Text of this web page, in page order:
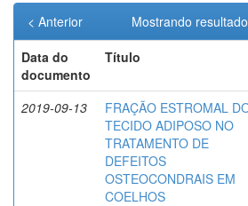
Mostrando
< Anterior
Data do
documento
Título
2019-09-13
FRAÇÃO ESTROMAL
TECIDO ADIPOSO NO
TRATAMENTO DE
DEFEITOS
OSTEOCONDRAIS EM
COELHOS